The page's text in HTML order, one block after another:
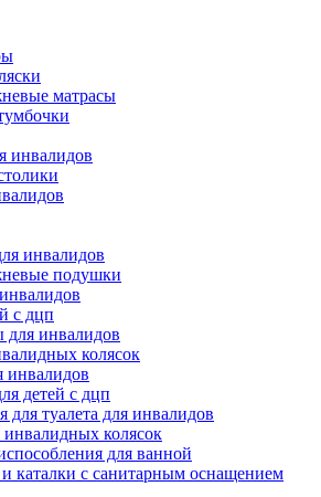
матрасы
инвалидов
инвалидов
подушки
с дцп
для инвалидов
колясок
инвалидов
детей с дцп
для туалета для инвалидов
инвалидных колясок
для ванной
и каталки с санитарным оснащением